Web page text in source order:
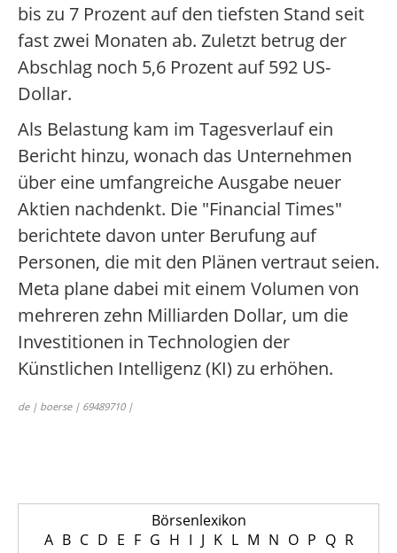
bis zu 7 Prozent auf den tiefsten Stand seit
fast zwei Monaten ab. Zuletzt betrug der
Abschlag noch 5,6 Prozent auf 592 US-
Dollar.
Als Belastung kam im Tagesverlauf ein
Bericht hinzu, wonach das Unternehmen
über eine umfangreiche Ausgabe neuer
Aktien nachdenkt. Die "Financial Times"
berichtete davon unter Berufung auf
Personen, die mit den Plänen vertraut seien.
Meta plane dabei mit einem Volumen von
mehreren zehn Milliarden Dollar, um die
Investitionen in Technologien der
Künstlichen Intelligenz (KI) zu erhöhen.
de | boerse | 69489710 |
Börsenlexikon
A B C D E F G H I J K L M N O P Q R